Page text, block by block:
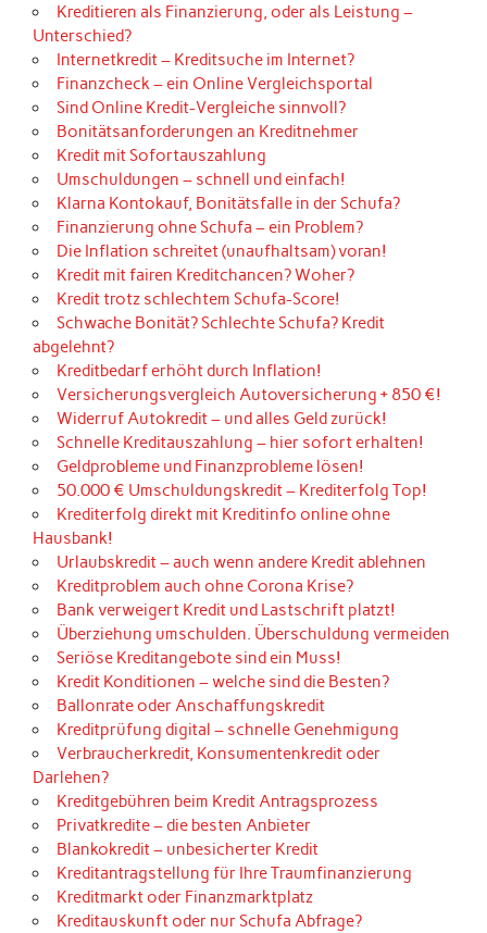
Kreditieren als Finanzierung, oder als Leistung –
Unterschied?
Internetkredit – Kreditsuche im Internet?
Finanzcheck – ein Online Vergleichsportal
Sind Online Kredit-Vergleiche sinnvoll?
Bonitätsanforderungen an Kreditnehmer
Kredit mit Sofortauszahlung
Umschuldungen – schnell und einfach!
Klarna Kontokauf, Bonitätsfalle in der Schufa?
Finanzierung ohne Schufa – ein Problem?
Die Inflation schreitet (unaufhaltsam) voran!
Kredit mit fairen Kreditchancen? Woher?
Kredit trotz schlechtem Schufa-Score!
Schwache Bonität? Schlechte Schufa? Kredit
abgelehnt?
Kreditbedarf erhöht durch Inflation!
Versicherungsvergleich Autoversicherung + 850 €!
Widerruf Autokredit – und alles Geld zurück!
Schnelle Kreditauszahlung – hier sofort erhalten!
Geldprobleme und Finanzprobleme lösen!
50.000 € Umschuldungskredit – Krediterfolg Top!
Krediterfolg direkt mit Kreditinfo online ohne
Hausbank!
Urlaubskredit – auch wenn andere Kredit ablehnen
Kreditproblem auch ohne Corona Krise?
Bank verweigert Kredit und Lastschrift platzt!
Überziehung umschulden. Überschuldung vermeiden
Seriöse Kreditangebote sind ein Muss!
Kredit Konditionen – welche sind die Besten?
Ballonrate oder Anschaffungskredit
Kreditprüfung digital – schnelle Genehmigung
Verbraucherkredit, Konsumentenkredit oder
Darlehen?
Kreditgebühren beim Kredit Antragsprozess
Privatkredite – die besten Anbieter
Blankokredit – unbesicherter Kredit
Kreditantragstellung für Ihre Traumfinanzierung
Kreditmarkt oder Finanzmarktplatz
Kreditauskunft oder nur Schufa Abfrage?